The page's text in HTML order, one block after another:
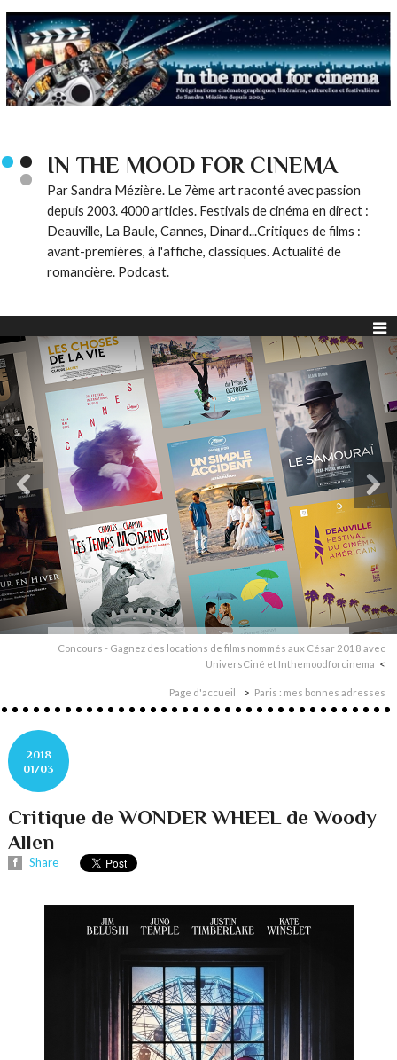
IN THE MOOD FOR CINEMA
Par Sandra Mézière. Le 7ème art raconté avec passion
depuis 2003. 4000 articles. Festivals de cinéma en direct :
Deauville, La Baule, Cannes, Dinard...Critiques de films :
avant-premières, à l'affiche, classiques. Actualité de
romancière. Podcast.
Concours - Gagnez des locations de films nommés aux César 2018 avec
UniversCiné et Inthemoodforcinema
Page d'accueil Paris : mes bonnes adresses
2018
01/03
Critique de WONDER WHEEL de Woody
Allen
Share